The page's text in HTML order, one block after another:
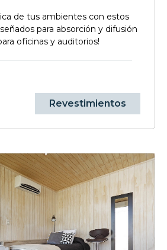
de tus ambientes con estos
para absorción y difusión
oficinas y auditorios!
Revestimientos